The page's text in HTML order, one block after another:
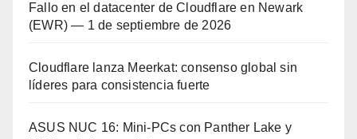
Fallo en el datacenter de Cloudflare en Newark
(EWR) — 1 de septiembre de 2026
Cloudflare lanza Meerkat: consenso global sin
líderes para consistencia fuerte
ASUS NUC 16: Mini-PCs con Panther Lake y